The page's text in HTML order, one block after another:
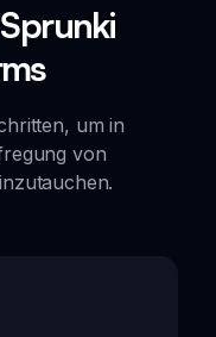
um in
von